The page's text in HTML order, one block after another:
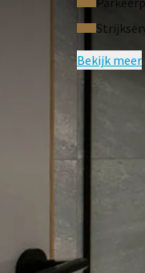
Bekijk meer